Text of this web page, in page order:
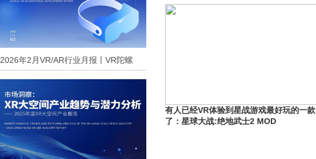
2026年2月VR/AR行业月报丨VR陀螺
有人已经VR体验到星战游戏最好玩的一款
了：星球大战:绝地武士2 MOD